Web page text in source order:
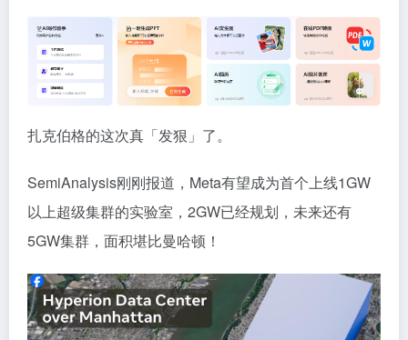
扎克伯格的这次真「发狠」了。
SemiAnalysis刚刚报道，Meta有望成为首个上线1GW
以上超级集群的实验室，2GW已经规划，未来还有
5GW集群，面积堪比曼哈顿！